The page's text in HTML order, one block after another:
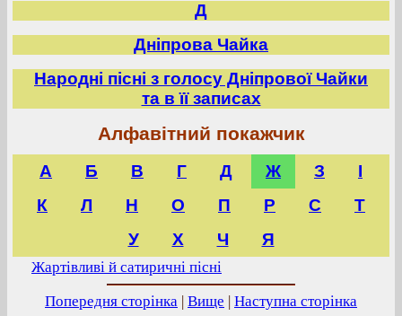
Д
Дніпрова Чайка
Народні пісні з голосу Дніпрової Чайки
та в її записах
Алфавітний покажчик
А Б В Г Д Ж З
І
К
Л Н О П Р С
Т
У
Х Ч Я
Жартівливі й сатиричні пісні
Попередня сторінка | Вище | Наступна сторінка